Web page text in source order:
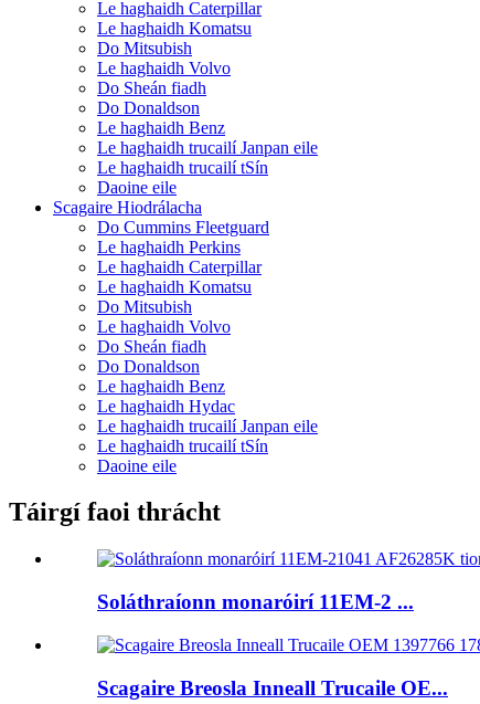
Le haghaidh Caterpillar
Le haghaidh Komatsu
Do Mitsubish
Le haghaidh Volvo
Do Sheán fiadh
Do Donaldson
Le haghaidh Benz
Le haghaidh trucailí Janpan eile
Le haghaidh trucailí tSín
Daoine eile
Scagaire Hiodrálacha
Do Cummins Fleetguard
Le haghaidh Perkins
Le haghaidh Caterpillar
Le haghaidh Komatsu
Do Mitsubish
Le haghaidh Volvo
Do Sheán fiadh
Do Donaldson
Le haghaidh Benz
Le haghaidh Hydac
Le haghaidh trucailí Janpan eile
Le haghaidh trucailí tSín
Daoine eile
Táirgí faoi thrácht
Soláthraíonn monaróirí 11EM-2 ...
Scagaire Breosla Inneall Trucaile OE...